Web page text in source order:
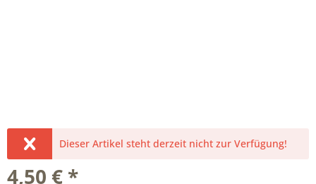
Dieser Artikel steht derzeit nicht zur Verfügung!
4,50 € *